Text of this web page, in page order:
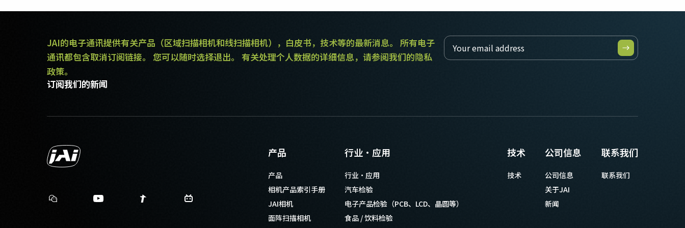
JAI的电子通讯提供有关产品（区域扫描相机和线扫描相机），白皮书，技术等的最新消息。 所有电子
通讯都包含取消订阅链接。 您可以随时选择退出。 有关处理个人数据的详细信息，请参阅我们的隐私
政策。
订阅我们的新闻
产品
产品
相机产品索引手册
JAI相机
面阵扫描相机
行业·应用
行业·应用
汽车检验
电子产品检验（PCB、LCD、晶圆等）
食品 / 饮料检验
技术
技术
公司信息
公司信息
关于JAI
新闻
联系我们
联系我们